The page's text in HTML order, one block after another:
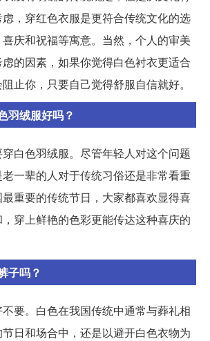
，穿红色衣服是更符合传统文化的选
庆和祝福等寓意。当然，个人的审美
的因素，如果你觉得白色衬衣更适合
止你，只要自己觉得舒服自信就好。
羽绒服好吗？
白色羽绒服。尽管年轻人对这个问题
一辈的人对于传统习俗还是非常看重
重要的传统节日，大家都喜欢显得喜
穿上鲜艳的色彩更能传达这种喜庆的
子吗？
要。白色在我国传统中通常与葬礼相
日和场合中，还是以避开白色衣物为